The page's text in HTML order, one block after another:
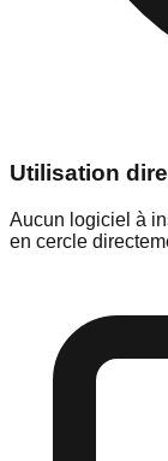
Utilisation
Aucun logiciel à
en cercle